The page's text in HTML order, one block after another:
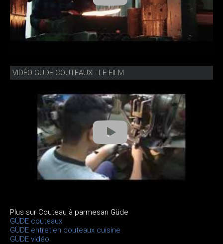
VIDÉO GÜDE COUTEAUX - LE FILM
Plus sur Couteau à parmesan Güde
GÜDE couteaux
GÜDE entretien couteaux cuisine
GÜDE vidéo